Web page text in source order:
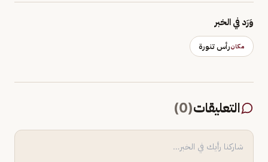
وَرَد في الخبر
مكانرأس تنورة
التعليقات(
0
)